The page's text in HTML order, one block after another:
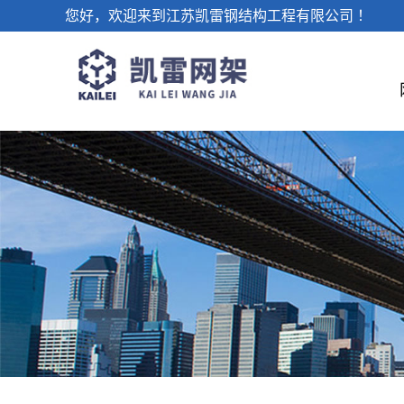
您好，欢迎来到江苏凯雷钢结构工程有限公司 ！
公司简介
企业文化
公司环境
车间设备
人才理念
网架工程
螺栓球
网架锥头
网架杆件
封板
无纹螺母
公司新闻
行业资讯
媒体中心
常见问题
联系我们
洽谈合作